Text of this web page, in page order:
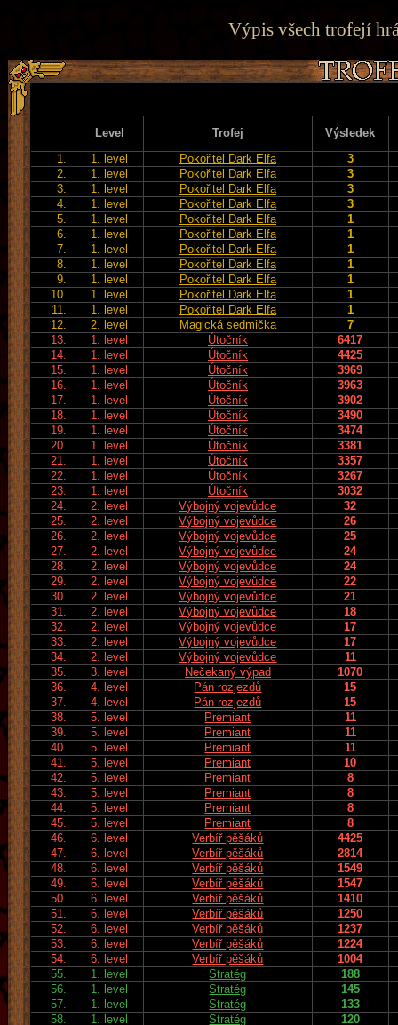
Výpis všech trofejí
Level Trofej
Výsledek
1.
1. level Pokořitel Dark Elfa
3
2.
1. level Pokořitel Dark Elfa
3
3.
1. level Pokořitel Dark Elfa
3
4.
1. level Pokořitel Dark Elfa
3
5.
1. level Pokořitel Dark Elfa
1
6.
1. level Pokořitel Dark Elfa
1
7.
1. level Pokořitel Dark Elfa
1
8.
1. level Pokořitel Dark Elfa
1
9.
1. level Pokořitel Dark Elfa
1
10.
1. level Pokořitel Dark Elfa
1
11.
1. level Pokořitel Dark Elfa
1
12.
2. level Magická sedmička
7
13.
1. level Útočník
6417
14.
1. level Útočník
4425
15.
1. level Útočník
3969
16.
1. level Útočník
3963
17.
1. level Útočník
3902
18.
1. level Útočník
3490
19.
1. level Útočník
3474
20.
1. level Útočník
3381
21.
1. level Útočník
3357
22.
1. level Útočník
3267
23.
1. level Útočník
3032
24.
2. level Výbojný vojevůdce
32
25.
2. level Výbojný vojevůdce
26
26.
2. level Výbojný vojevůdce
25
27.
2. level Výbojný vojevůdce
24
28.
2. level Výbojný vojevůdce
24
29.
2. level Výbojný vojevůdce
22
30.
2. level Výbojný vojevůdce
21
31.
2. level Výbojný vojevůdce
18
32.
2. level Výbojný vojevůdce
17
33.
2. level Výbojný vojevůdce
17
34.
2. level Výbojný vojevůdce
11
35.
3. level Nečekaný výpad
1070
36.
4. level Pán rozjezdů
15
37.
4. level Pán rozjezdů
15
38.
5. level Premiant
11
39.
5. level Premiant
11
40.
5. level Premiant
11
41.
5. level Premiant
10
42.
5. level Premiant
8
43.
5. level Premiant
8
44.
5. level Premiant
8
45.
5. level Premiant
8
46.
6. level Verbíř pěšáků
4425
47.
6. level Verbíř pěšáků
2814
48.
6. level Verbíř pěšáků
1549
49.
6. level Verbíř pěšáků
1547
50.
6. level Verbíř pěšáků
1410
51.
6. level Verbíř pěšáků
1250
52.
6. level Verbíř pěšáků
1237
53.
6. level Verbíř pěšáků
1224
54.
6. level Verbíř pěšáků
1004
55.
1. level Stratég
188
56.
1. level Stratég
145
57.
1. level Stratég
133
58.
1. level Stratég
120